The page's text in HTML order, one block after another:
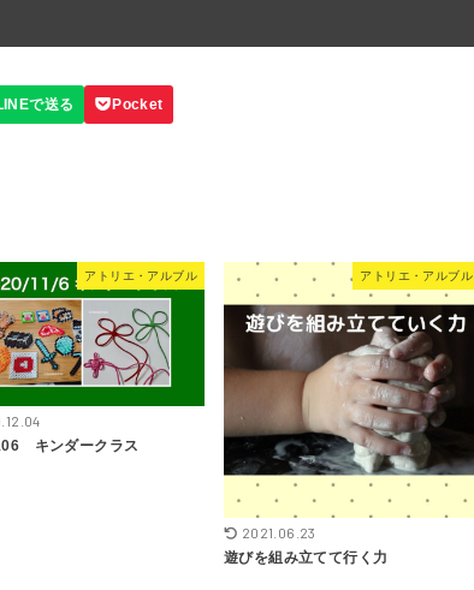
アトリエ・アルブル
キンダークラス
アトリエ・アルブル
2021.06.23
遊びを組み立てて行く力